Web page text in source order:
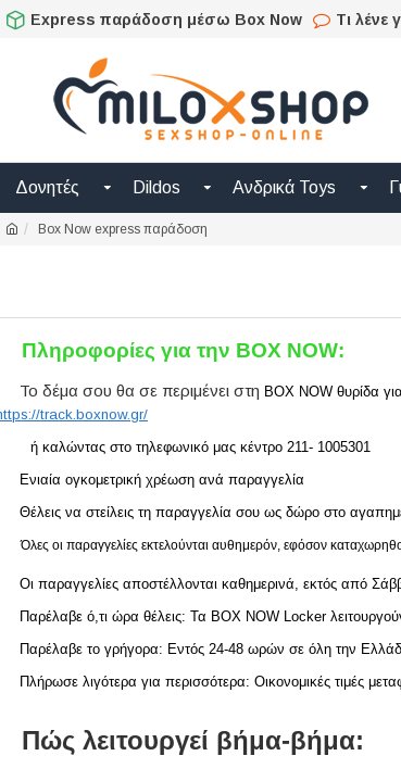
Ολοκληρωμένο
Shop
Sex
Toys
όπως
Είδη
BDSM
&
Ερωτικά
Είδη
Διακριτική
αποστολή,
επώνυμα
Brands
και
χιλιάδες
επιλογές
Express παράδοση μέσω Box Now Τι λένε
Δονητές Dildos Ανδρικά Toys
Box Now express παράδοση
Πληροφορίες για την BOX NOW:
Το δέμα σου θα σε περιμένει στη BOX NOW θυρίδα
track.boxnow.gr/
καλώντας στο τηλεφωνικό μας κέντρο 211- 1005301
Ενιαία ογκομετρική χρέωση ανά παραγγελία
Θέλεις να στείλεις τη παραγγελία σου ως δώρο στο
Όλες οι παραγγελίες εκτελούνται αυθημερόν, εφόσον
Οι παραγγελίες αποστέλλονται καθημερινά, εκτός από
Παρέλαβε ό,τι ώρα θέλεις: Τα BOX NOW Locker
Παρέλαβε το γρήγορα: Εντός 24-48 ωρών σε όλη την
Πλήρωσε λιγότερα για περισσότερα: Οικονομικές τιμές
Πώς λειτουργεί βήμα-βήμα: